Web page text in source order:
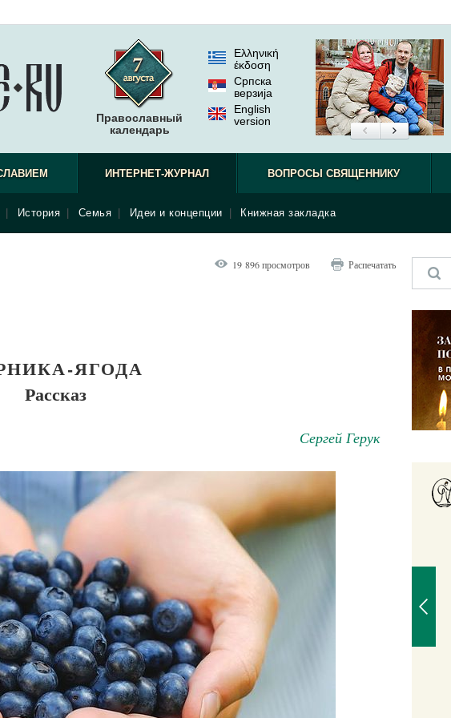
Православный
календарь
Ελληνική
έκδοση
Српска
верзиjа
English
version
ИНТЕРНЕТ-ЖУРНАЛ
История Семья Идеи и концепции Книжная закладка
ВОПРОСЫ СВЯЩЕННИКУ
19 896 просмотров Распечатать
ЯГОДА
Рассказ
Сергей Герук
Великомученик Георгий Победоносец. Научись у